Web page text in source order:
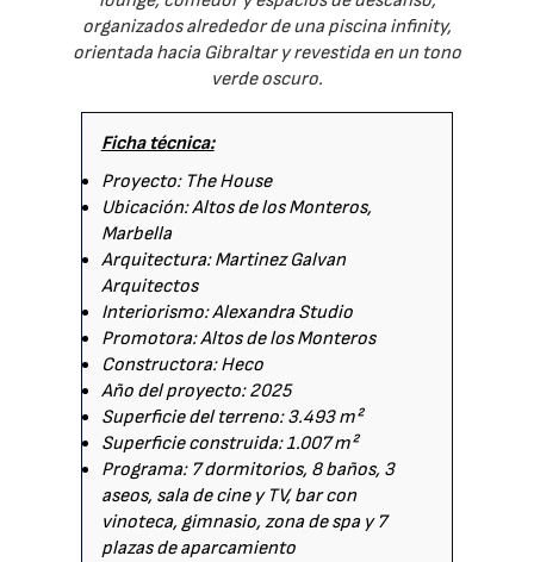
organizados alrededor de una piscina infinity,
orientada hacia Gibraltar y revestida en un tono
verde oscuro.
Ficha técnica:
Proyecto: The House
Ubicación: Altos de los Monteros,
Marbella
Arquitectura: Martinez Galvan
Arquitectos
Interiorismo: Alexandra Studio
Promotora: Altos de los Monteros
Constructora: Heco
Año del proyecto: 2025
Superficie del terreno: 3.493 m²
Superficie construida: 1.007 m²
Programa: 7 dormitorios, 8 baños, 3
aseos, sala de cine y TV, bar con
vinoteca, gimnasio, zona de spa y 7
plazas de aparcamiento